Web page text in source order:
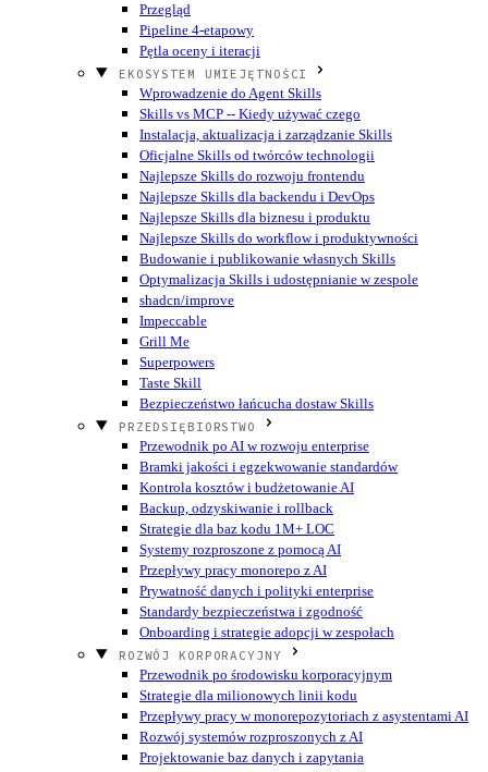
Przegląd
Pipeline 4-etapowy
Pętla oceny i iteracji
EKOSYSTEM UMIEJĘTNOŚCI
Wprowadzenie do Agent Skills
Skills vs MCP -- Kiedy używać czego
Instalacja, aktualizacja i zarządzanie Skills
Oficjalne Skills od twórców technologii
Najlepsze Skills do rozwoju frontendu
Najlepsze Skills dla backendu i DevOps
Najlepsze Skills dla biznesu i produktu
Najlepsze Skills do workflow i produktywności
Budowanie i publikowanie własnych Skills
Optymalizacja Skills i udostępnianie w zespole
shadcn/improve
Impeccable
Grill Me
Superpowers
Taste Skill
Bezpieczeństwo łańcucha dostaw Skills
PRZEDSIĘBIORSTWO
Przewodnik po AI w rozwoju enterprise
Bramki jakości i egzekwowanie standardów
Kontrola kosztów i budżetowanie AI
Backup, odzyskiwanie i rollback
Strategie dla baz kodu 1M+ LOC
Systemy rozproszone z pomocą AI
Przepływy pracy monorepo z AI
Prywatność danych i polityki enterprise
Standardy bezpieczeństwa i zgodność
Onboarding i strategie adopcji w zespołach
ROZWÓJ KORPORACYJNY
Przewodnik po środowisku korporacyjnym
Strategie dla milionowych linii kodu
Przepływy pracy w monorepozytoriach z asystentami AI
Rozwój systemów rozproszonych z AI
Projektowanie baz danych i zapytania